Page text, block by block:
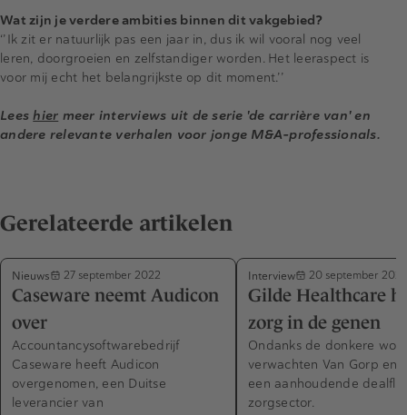
Wat zijn je verdere ambities binnen dit vakgebied?
‘’Ik zit er natuurlijk pas een jaar in, dus ik wil vooral nog veel
leren, doorgroeien en zelfstandiger worden. Het leeraspect is
voor mij echt het belangrijkste op dit moment.’’
Leeshier meer interviews uit de serie 'de carrière van' en
andere relevante verhalen voor jonge M&A-professionals.
Gerelateerde artikelen
Nieuws 27 september 2022
Caseware neemt Audicon
over
Accountancysoftwarebedrijf
Caseware heeft Audicon
overgenomen, een Duitse
leverancier van
Interview 20 september 2022
Gilde Healthcare
zorg in de genen
Ondanks de donkere
verwachten Van Gorp en
een aanhoudende
zorgsector.